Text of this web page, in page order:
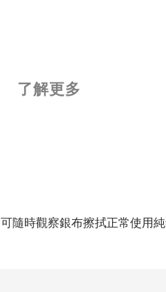
了解更多
隨時觀察銀布擦拭正常使用